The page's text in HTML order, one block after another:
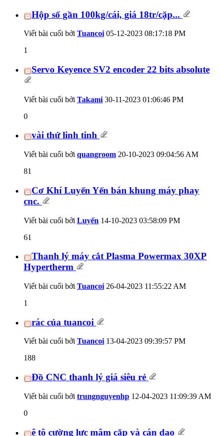
Hộp số gần 100kg/cái, giá 18tr/cặp...
Viết bài cuối bởi Tuancoi 05-12-2023 08:17:18 PM
1
Servo Keyence SV2 encoder 22 bits absolute
Viết bài cuối bởi Takami 30-11-2023 01:06:46 PM
0
vài thứ linh tinh
Viết bài cuối bởi quangroom 20-10-2023 09:04:56 AM
81
Cơ Khí Luyến Yến bán khung máy phay
cnc.
Viết bài cuối bởi Luyến 14-10-2023 03:58:09 PM
61
Thanh lý máy cắt Plasma Powermax 30XP
Hypertherm
Viết bài cuối bởi Tuancoi 26-04-2023 11:55:22 AM
1
rác của tuancoi
Viết bài cuối bởi Tuancoi13-04-2023 09:39:57 PM
188
Đồ CNC thanh lý giá siêu rẻ
Viết bài cuối bởi trungnguyenhp 12-04-2023 11:09:39 AM
0
ê tô cường lực mâm cặp và cán dao